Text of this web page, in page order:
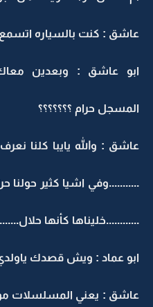
عاشق : كنت بالسياره
ابو عاشق : وبعدين معاك
المسجل حرام ؟؟؟؟؟؟؟
عاشق : والله يايبا كلنا
...........وفي اشيا كثير حولنا
............خليناها كأنها
ابو عماد : ويش قصدك
عاشق : يعني المسلسلات مو